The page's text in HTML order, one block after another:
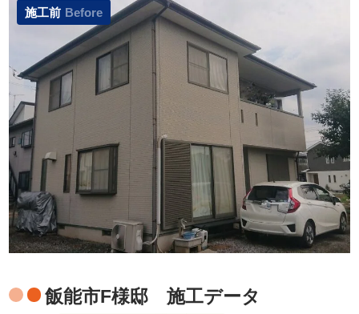
施工前 Before
飯能市F様邸 施工データ